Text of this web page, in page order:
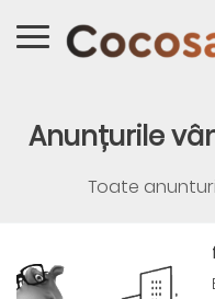
Anunțurile
Toate